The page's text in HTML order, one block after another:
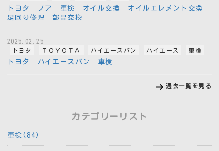
トヨタ ノア 車検 オイル交換 オイルエレメント交換
足回り修理 部品交換
2025.02.25
トヨタ
ＴＯＹＯＴＡ ハイエースバン ハイエース 車検
トヨタ ハイエースバン 車検
過去一覧を見る
カテゴリーリスト
車検(84)